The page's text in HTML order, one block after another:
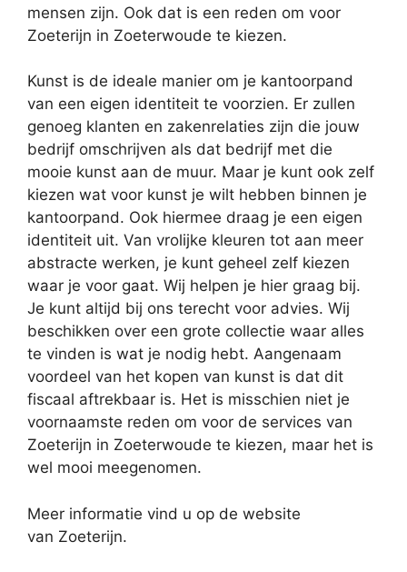
mensen zijn. Ook dat is een reden om voor
Zoeterijn in Zoeterwoude te kiezen.
Kunst is de ideale manier om je kantoorpand
van een eigen identiteit te voorzien. Er zullen
genoeg klanten en zakenrelaties zijn die jouw
bedrijf omschrijven als dat bedrijf met die
mooie kunst aan de muur. Maar je kunt ook zelf
kiezen wat voor kunst je wilt hebben binnen je
kantoorpand. Ook hiermee draag je een eigen
identiteit uit. Van vrolijke kleuren tot aan meer
abstracte werken, je kunt geheel zelf kiezen
waar je voor gaat. Wij helpen je hier graag bij.
Je kunt altijd bij ons terecht voor advies. Wij
beschikken over een grote collectie waar alles
te vinden is wat je nodig hebt. Aangenaam
voordeel van het kopen van kunst is dat dit
fiscaal aftrekbaar is. Het is misschien niet je
voornaamste reden om voor de services van
Zoeterijn in Zoeterwoude te kiezen, maar het is
wel mooi meegenomen.
Meer informatie vind u op de website
van Zoeterijn.